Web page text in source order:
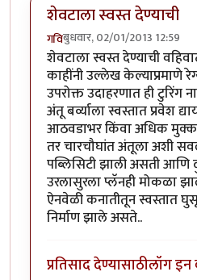
शेवटाला स्वस्त देण्याची
गविबुधवार, 02/01/2013 12:59
शेवटाला स्वस्त देण्याची
काहींनी उल्लेख केल्याप्रमाणे
उपरोक्त उदाहरणात ही
अंतू बर्व्याला स्वस्तात प्रवेश
आठवडाभर किंवा अधिक
तर चारचौघांत अंतूला अशी
पब्लिसिटी झाली असती आणि
उरलासुरला प्लॅनही मोकळा
ऐनवेळी कनातीतून स्वस्तात
निर्माण झाले असते..
प्रतिसाद देण्यासाठीलॉग इन